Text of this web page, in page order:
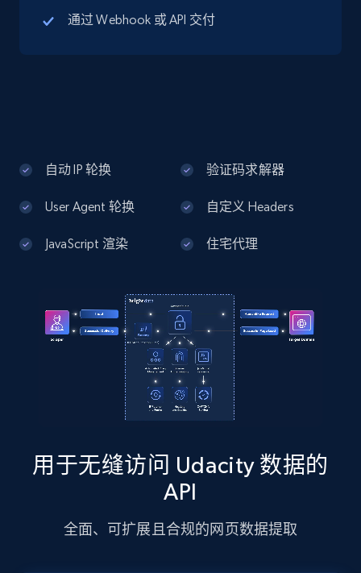
13.3K+ 1.7K+
Address, Description, Business details, and
more.
Instagram - Posts
URL, User posted, Description, Hashtags, Num
comments, Date posted, Likes, Photos, and
1.6K+
Instagram - Posts - Collects posts from a
URL, User posted, Description, Hashtags, Num
通过 Webhook 或 API 交付
自动 IP 轮换 验证码求解器
User Agent 轮换 自定义 Headers
JavaScript 渲染 住宅代理
用于无缝访问 Udacity 数据的
API
全面、可扩展且合规的网页数据提取